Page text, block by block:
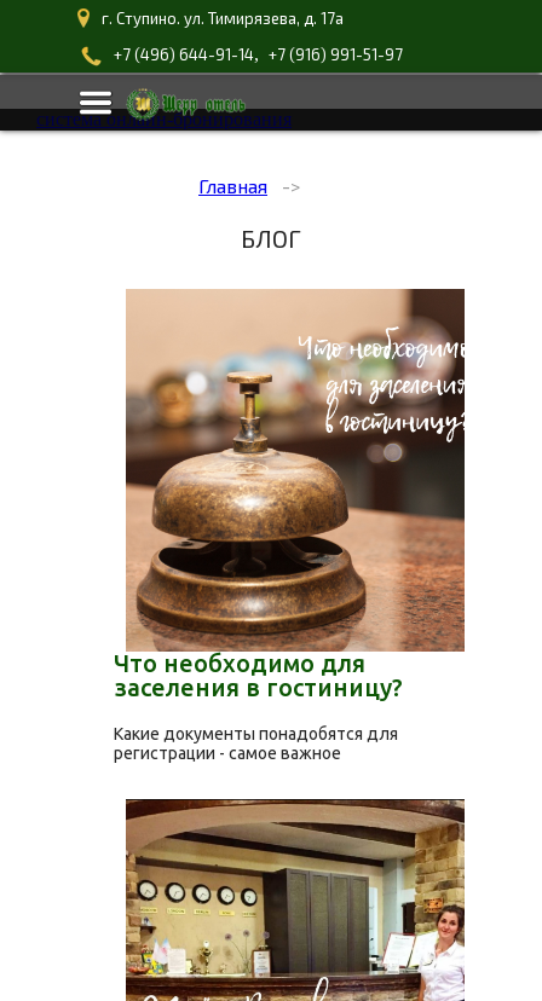
г. Ступино. ул. Тимирязева, д. 17а
+7 (496) 644-91-14, +7 (916) 991-51-97
система онлайн-бронирования
Главная
БЛОГ
Что необходимо для
заселения в гостиницу?
Какие документы понадобятся для
регистрации - самое важное